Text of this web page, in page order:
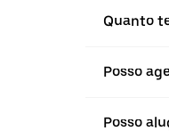
Quanto
Posso
Posso